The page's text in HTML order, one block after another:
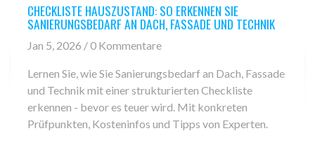
CHECKLISTE HAUSZUSTAND: SO ERKENNEN SIE
SANIERUNGSBEDARF AN DACH, FASSADE UND TECHNIK
Jan 5, 2026 / 0 Kommentare
Lernen Sie, wie Sie Sanierungsbedarf an Dach, Fassade
und Technik mit einer strukturierten Checkliste
erkennen - bevor es teuer wird. Mit konkreten
Prüfpunkten, Kosteninfos und Tipps von Experten.